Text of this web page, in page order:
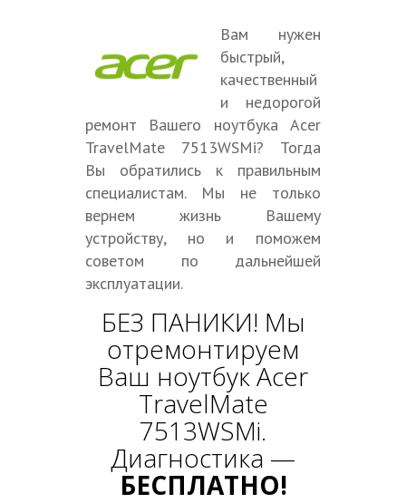
Вам нужен
быстрый,
качественный
и недорогой
ремонт Вашего ноутбука Acer
TravelMate 7513WSMi? Тогда
Вы обратились к правильным
специалистам. Мы не только
вернем жизнь Вашему
устройству, но и поможем
советом по дальнейшей
эксплуатации.
БЕЗ ПАНИКИ! Мы
отремонтируем
Ваш ноутбук Acer
TravelMate
7513WSMi.
Диагностика —
БЕСПЛАТНО!